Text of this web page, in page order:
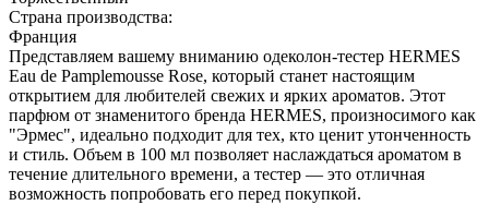
Страна производства:
Франция
Представляем вашему вниманию одеколон-тестер HERMES
Eau de Pamplemousse Rose, который станет настоящим
открытием для любителей свежих и ярких ароматов. Этот
парфюм от знаменитого бренда HERMES, произносимого как
"Эрмес", идеально подходит для тех, кто ценит утонченность
и стиль. Объем в 100 мл позволяет наслаждаться ароматом в
течение длительного времени, а тестер — это отличная
возможность попробовать его перед покупкой.